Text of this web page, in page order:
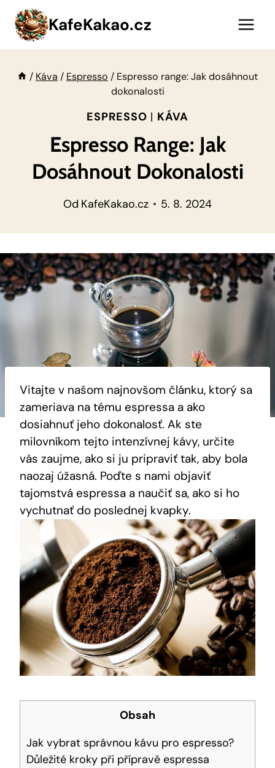
Přeskočit
obsah
KafeKakao.cz
/ Káva / Espresso / Espresso range: Jak dosáhnout
dokonalosti
ESPRESSO | KÁVA
Espresso Range: Jak
Dosáhnout Dokonalosti
Od KafeKakao.cz 5. 8. 2024
Vitajte v našom najnovšom článku, ktorý sa
zameriava na tému espressa a ako
dosiahnuť jeho dokonalosť. Ak ste
milovníkom tejto intenzívnej kávy, určite
vás zaujme, ako si ju pripraviť tak, aby bola
naozaj úžasná. Poďte s nami objaviť
tajomstvá espressa a naučiť sa, ako si ho
vychutnať do poslednej kvapky.
Obsah
Jak vybrat správnou kávu pro espresso?
Důležité kroky při přípravě espressa